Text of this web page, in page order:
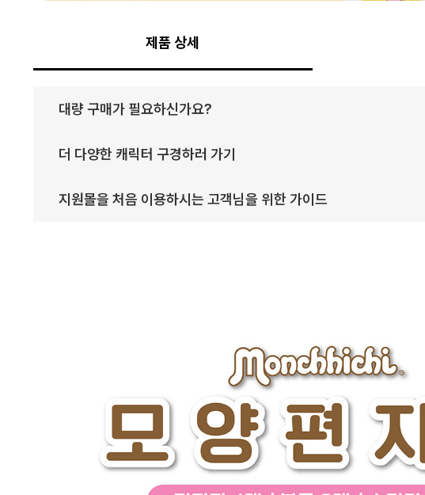
제품 상세
대량 구매가 필요하신가요?
더 다양한 캐릭터 구경하러 가기
지원몰을 처음 이용하시는 고객님을 위한 가이드